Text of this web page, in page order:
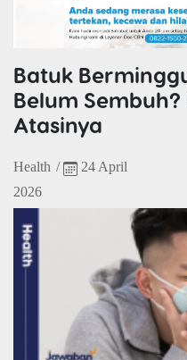
Batuk
Belum
Atasinya
Health /
24 April
2026